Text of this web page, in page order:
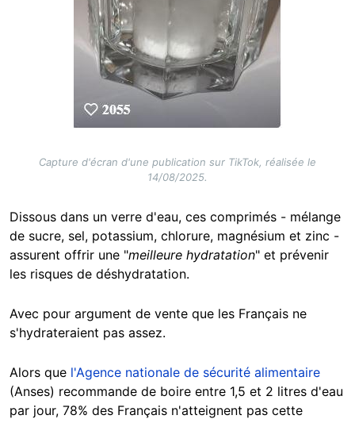
Capture d'écran d'une publication sur TikTok, réalisée le
14/08/2025.
Dissous dans un verre d'eau, ces comprimés - mélange
de sucre, sel, potassium, chlorure, magnésium et zinc -
assurent offrir une "meilleure hydratation" et prévenir
les risques de déshydratation.
Avec pour argument de vente que les Français ne
s'hydrateraient pas assez.
Alors que l'Agence nationale de sécurité alimentaire
(Anses) recommande de boire entre 1,5 et 2 litres d'eau
par jour, 78% des Français n'atteignent pas cette